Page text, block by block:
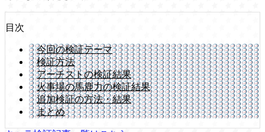
目次
今回の検証テーマ
検証方法
アーチストの検証結果
火事場の馬鹿力の検証結果
追加検証の方法・結果
まとめ